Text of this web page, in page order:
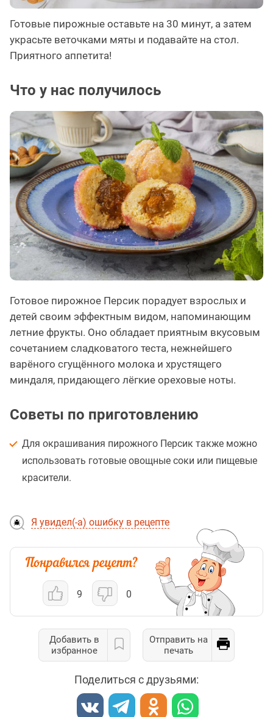
Готовые пирожные оставьте на 30 минут, а затем
украсьте веточками мяты и подавайте на стол.
Приятного аппетита!
Что у нас получилось
Готовое пирожное Персик порадует взрослых и
детей своим эффектным видом, напоминающим
летние фрукты. Оно обладает приятным вкусовым
сочетанием сладковатого теста, нежнейшего
варёного сгущённого молока и хрустящего
миндаля, придающего лёгкие ореховые ноты.
Советы по приготовлению
Для окрашивания пирожного Персик также можно
использовать готовые овощные соки или пищевые
красители.
Я увидел(-а) ошибку в рецепте
9 0
Добавить в
избранное
Отправить на
печать
Поделиться с друзьями: